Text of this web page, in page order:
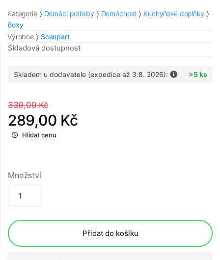
Kategorie Domácí potřeby Domácnost
Kuchyňské doplňky
Boxy
Výrobce
Scanpart
Skladová dostupnost
Skladem u dodavatele (expedice až 3.8. 2026): >5 ks
339,00 Kč
289,00 Kč
Hlídat cenu
Množství
Přidat do košíku